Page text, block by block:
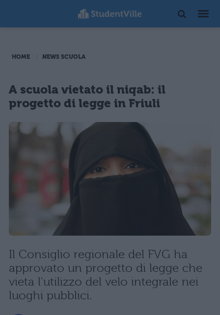
HOME NEWS SCUOLA
A scuola vietato il niqab: il
progetto di legge in Friuli
Il Consiglio regionale del FVG ha
approvato un progetto di legge che
vieta l'utilizzo del velo integrale nei
luoghi pubblici.